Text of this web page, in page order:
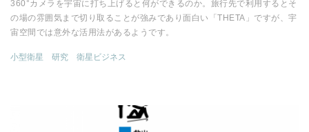
360°カメラを宇宙に打ち上げると何ができるのか。旅行先で利用するとそ
の場の雰囲気まで切り取ることが強みであり面白い「THETA」ですが、宇
宙空間では意外な活用法があるようです。
小型衛星 研究 衛星ビジネス